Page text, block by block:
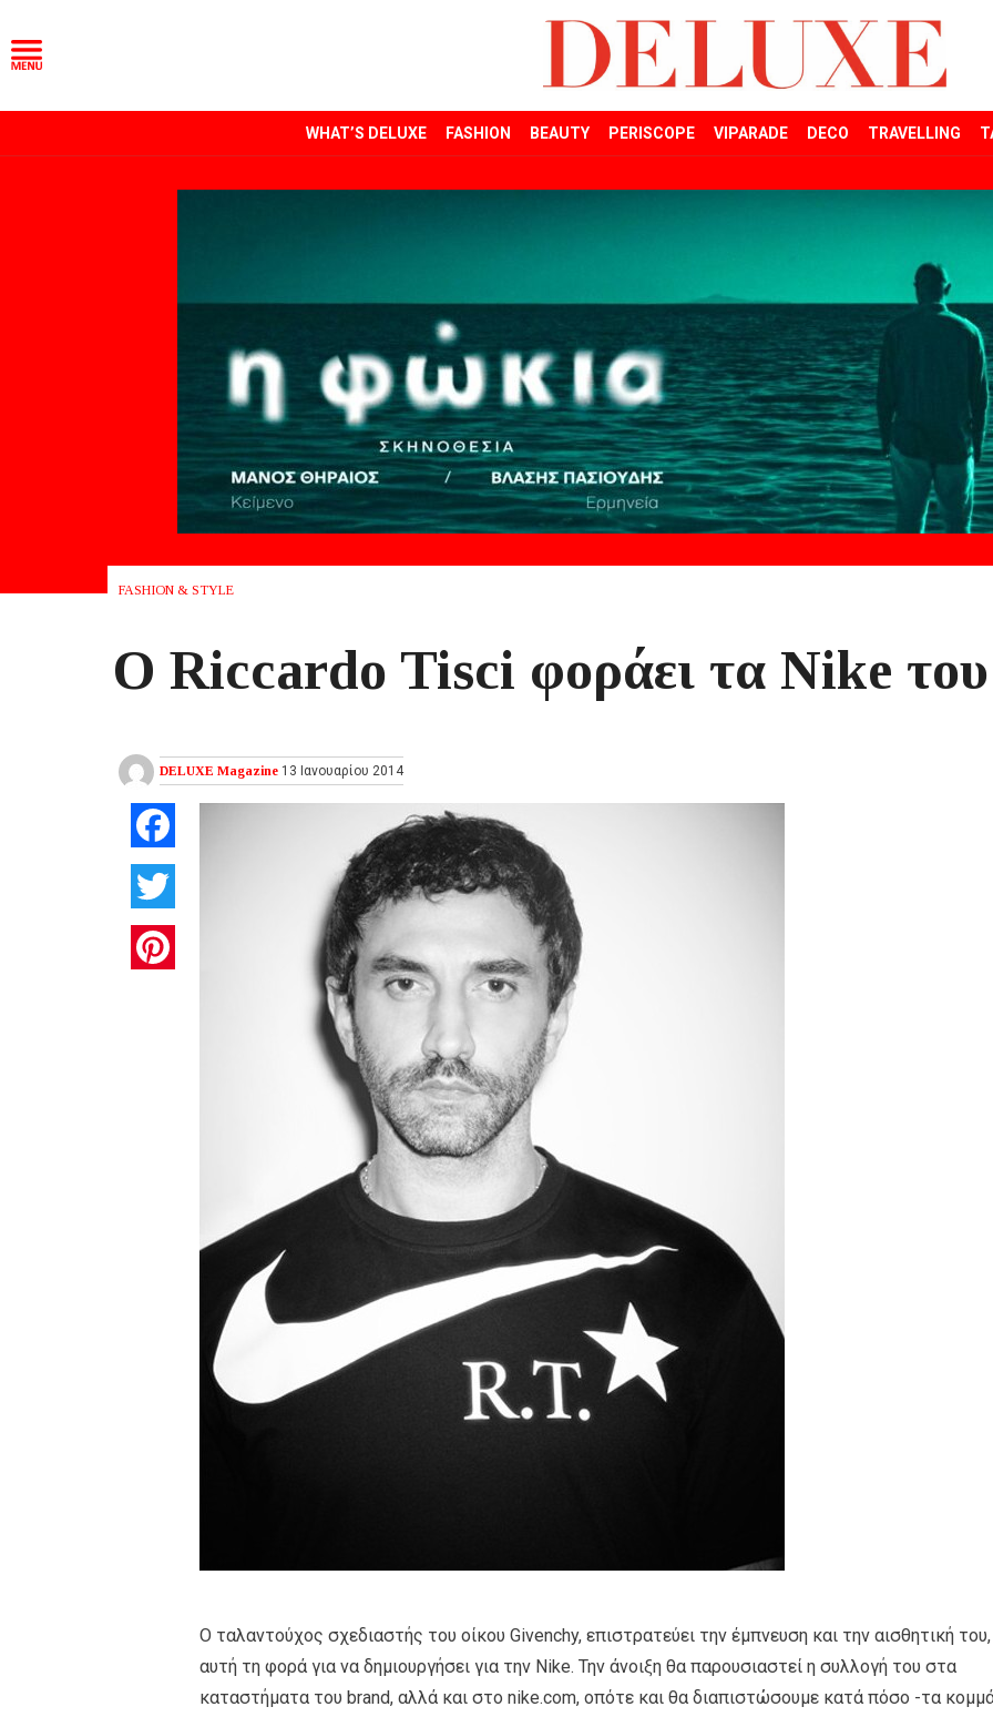
WHAT’S DELUXE FASHION BEAUTY PERISCOPE VIPARADE DECO TRAVELLING
FASHION & STYLE
O Riccardo Tisci φοράει τα Nike του
DELUXE Magazine 13 Ιανουαρίου 2014
Ο ταλαντούχος σχεδιαστής του οίκου Givenchy, επιστρατεύει την έμπνευση και την αισθητική του,
αυτή τη φορά για να δημιουργήσει για την Nike. Την άνοιξη θα παρουσιαστεί η συλλογή του στα
καταστήματα του brand, αλλά και στο nike.com, οπότε και θα διαπιστώσουμε κατά πόσο -τα